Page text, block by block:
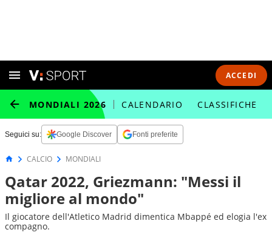
ACCEDI
MONDIALI 2026 CALENDARIO CLASSIFICHE
Seguici su: Google Discover Fonti preferite
CALCIO MONDIALI
Qatar 2022, Griezmann: "Messi il
migliore al mondo"
Il giocatore dell'Atletico Madrid dimentica Mbappé ed elogia l'ex
compagno.